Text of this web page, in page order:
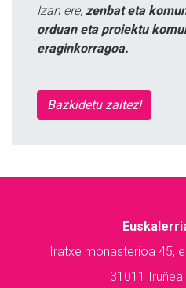
Izan ere, zenbat eta
orduan eta proiektu
eraginkorragoa.
Bazkidetu zaitez!
Iratxe monasterioa 45,
31011